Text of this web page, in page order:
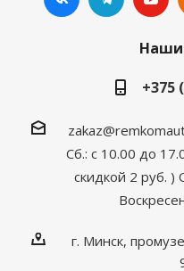
Наши
+375
Сб.: с 10.00 до
скидкой 2 руб. )
г. Минск,